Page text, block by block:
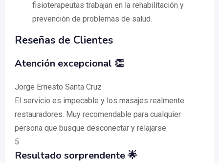
fisioterapeutas trabajan en la rehabilitación y
prevención de problemas de salud.
Reseñas de Clientes
Atención excepcional 👏
Jorge Ernesto Santa Cruz
El servicio es impecable y los masajes realmente
restauradores. Muy recomendable para cualquier
persona que busque desconectar y relajarse.
5
Resultado sorprendente 🌟